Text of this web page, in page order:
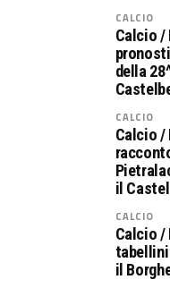
CALCIO
Calcio /
della
CALCIO
Calcio /
il
CALCIO
Calcio /
tabellini
il